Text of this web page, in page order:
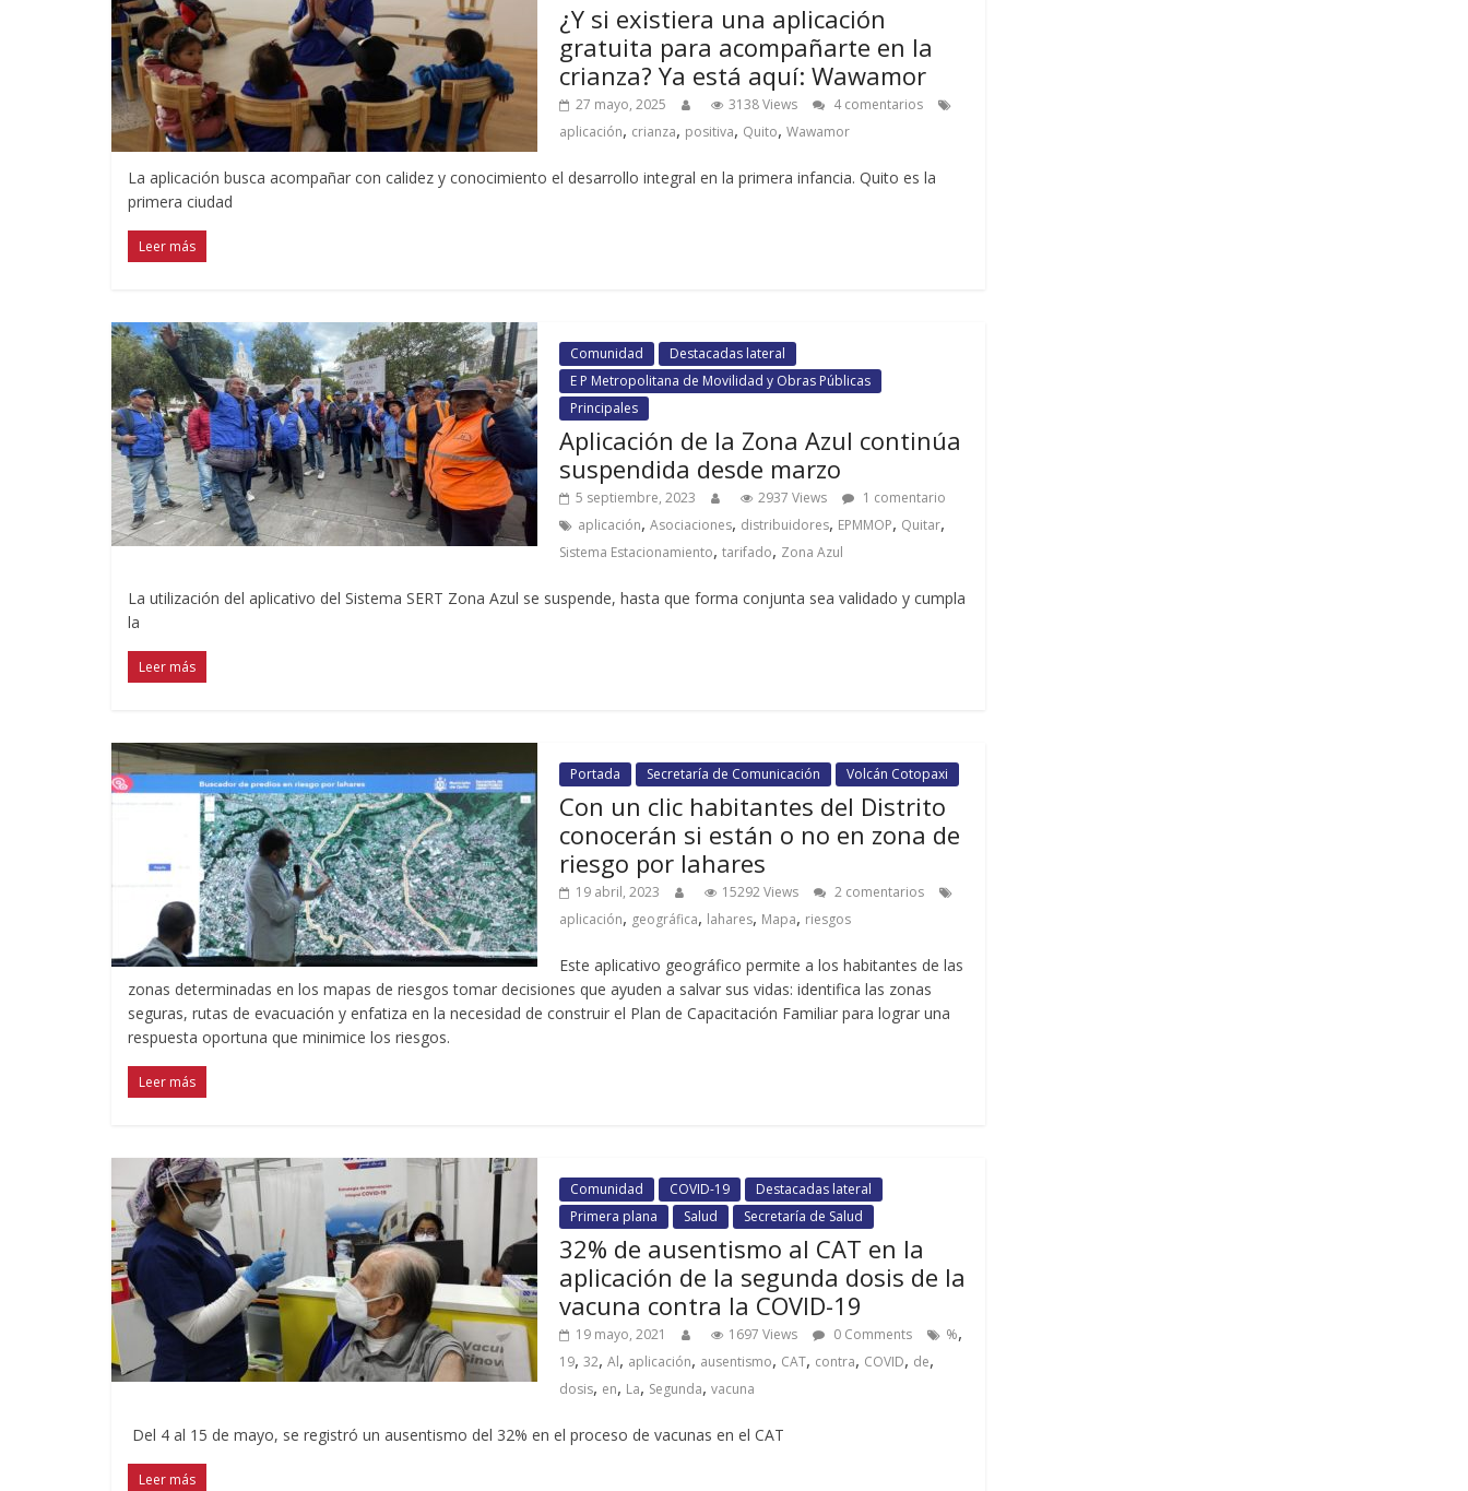
¿Y si existiera una aplicación
gratuita para acompañarte en la
crianza? Ya está aquí: Wawamor
27 mayo, 2025 3138 Views
4 comentarios
aplicación, crianza, positiva, Quito, Wawamor
La aplicación busca acompañar con calidez y conocimiento el desarrollo integral en la primera infancia. Quito es la
primera ciudad
Leer más
Comunidad
Destacadas lateral
E P Metropolitana de Movilidad y Obras Públicas
Principales
Aplicación de la Zona Azul continúa
suspendida desde marzo
5 septiembre, 2023 2937 Views
1 comentario
aplicación, Asociaciones, distribuidores, EPMMOP, Quitar,
Sistema Estacionamiento, tarifado, Zona Azul
La utilización del aplicativo del Sistema SERT Zona Azul se suspende, hasta que forma conjunta sea validado y cumpla
la
Leer más
Portada Secretaría de Comunicación Volcán Cotopaxi
Con un clic habitantes del Distrito
conocerán si están o no en zona de
riesgo por lahares
19 abril, 2023 15292 Views
2 comentarios
aplicación, geográfica, lahares, Mapa, riesgos
Este aplicativo geográfico permite a los habitantes de las
zonas determinadas en los mapas de riesgos tomar decisiones que ayuden a salvar sus vidas: identifica las zonas
seguras, rutas de evacuación y enfatiza en la necesidad de construir el Plan de Capacitación Familiar para lograr una
respuesta oportuna que minimice los riesgos.
Leer más
Comunidad COVID-19
Destacadas lateral
Primera plana
Salud Secretaría de Salud
32% de ausentismo al CAT en la
aplicación de la segunda dosis de la
vacuna contra la COVID-19
19 mayo, 2021 1697 Views 0 Comments %,
19, 32, Al, aplicación, ausentismo, CAT, contra, COVID, de,
dosis, en, La, Segunda, vacuna
Del 4 al 15 de mayo, se registró un ausentismo del 32% en el proceso de vacunas en el CAT
Leer más